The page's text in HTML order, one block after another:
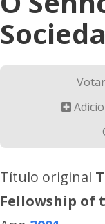
Votar
Título original
Fellowship of